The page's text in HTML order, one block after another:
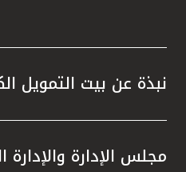
نبذة عن بيت التمويل
مجلس الإدارة والإدارة